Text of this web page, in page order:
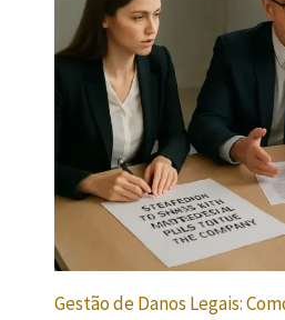
Gestão de Danos Legais: